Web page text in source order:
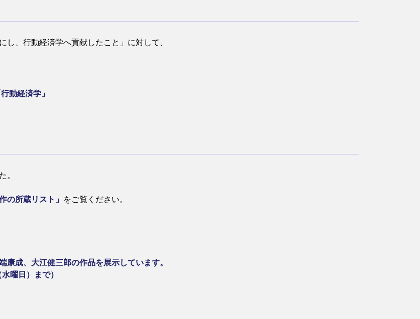
し、行動経済学へ貢献したこと」に対して、
動経済学」
。
の所蔵リスト」 をご覧ください。
成、大江健三郎の作品を展示しています。
曜日）まで）